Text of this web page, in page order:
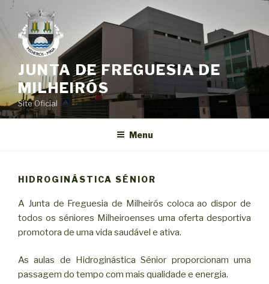
Saltar
o
conteúdo
JUNTA DE FREGUESIA DE
MILHEIRÓS
Site Oficial
Menu
HIDROGINÁSTICA SÉNIOR
A Junta de Freguesia de Milheirós coloca ao dispor de
todos os séniores Milheiroenses uma oferta desportiva
promotora de uma vida saudável e ativa.
As aulas de Hidroginástica Sénior proporcionam uma
passagem do tempo com mais qualidade e energia.